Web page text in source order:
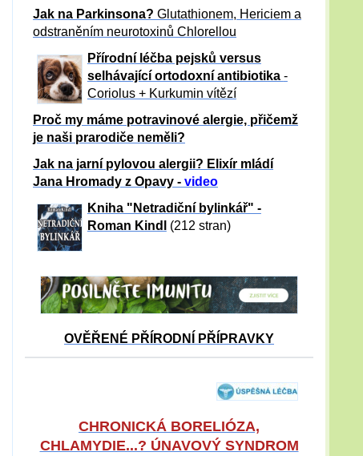
Jak na Parkinsona? Glutathionem, Hericiem a
odstraněním neurotoxinů Chlorellou
Přírodní léčba pejsků versus
selhávající ortodoxní antibiotika -
Coriolus + Kurkumin vítězí
Proč my máme potravinové alergie, přičemž
je naši prarodiče neměli?
Jak na jarní pylovou alergii? Elixír mládí
Jana Hromady z Opavy - video
Kniha "Netradiční bylinkář" -
Roman Kindl
(212 stran)
OVĚŘENÉ PŘÍRODNÍ PŘÍPRAVKY
CHRONICKÁ BORELIÓZA,
CHLAMYDIE...? ÚNAVOVÝ SYNDROM